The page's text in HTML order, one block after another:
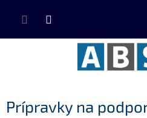
Prípravky na